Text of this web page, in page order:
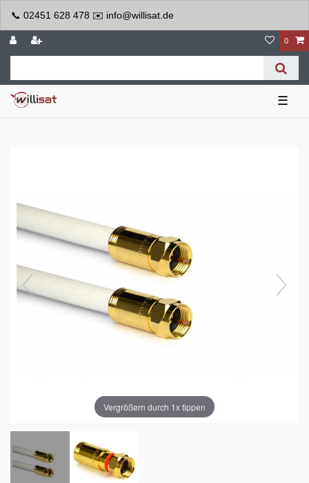
📞 02451 628 478 ✉️ info@willisat.de
0
☰
Vergrößern durch 1x tippen